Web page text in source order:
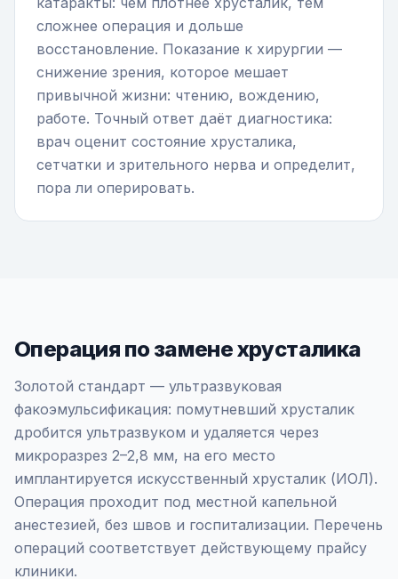
сложнее операция и дольше
восстановление. Показание к хирургии —
снижение зрения, которое мешает
привычной жизни: чтению, вождению,
работе. Точный ответ даёт диагностика:
врач оценит состояние хрусталика,
сетчатки и зрительного нерва и определит,
пора ли оперировать.
Операция по замене хрусталика
Золотой стандарт — ультразвуковая
факоэмульсификация: помутневший хрусталик
дробится ультразвуком и удаляется через
микроразрез 2–2,8 мм, на его место
имплантируется искусственный хрусталик (ИОЛ).
Операция проходит под местной капельной
анестезией, без швов и госпитализации. Перечень
операций соответствует действующему прайсу
клиники.